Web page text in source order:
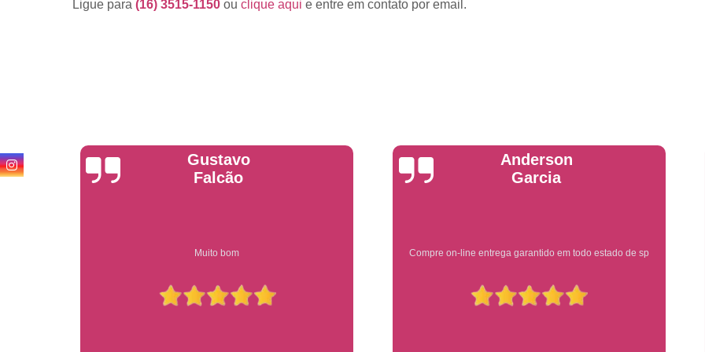
Placa Automotiva
Placa
Placa de Carro Cravinhos
Ligue para (16) 3515-1150 ou clique aqui e entre em contato por email.
Anderson
Garcia
Compre on-line entrega garantido em todo estado de sp
Yuri Martins
Ótimo atendimento